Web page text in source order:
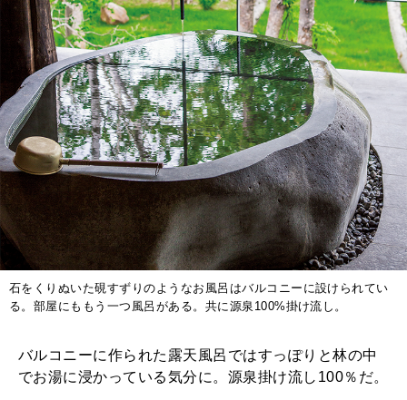
石をくりぬいた硯すずりのようなお風呂はバルコニーに設けられてい
る。部屋にももう一つ風呂がある。共に源泉100%掛け流し。
バルコニーに作られた露天風呂ではすっぽりと林の中
でお湯に浸かっている気分に。源泉掛け流し100％だ。